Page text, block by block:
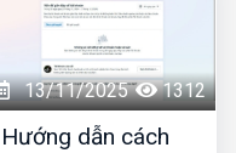
13/11/2025 1312
Hướng dẫn cách